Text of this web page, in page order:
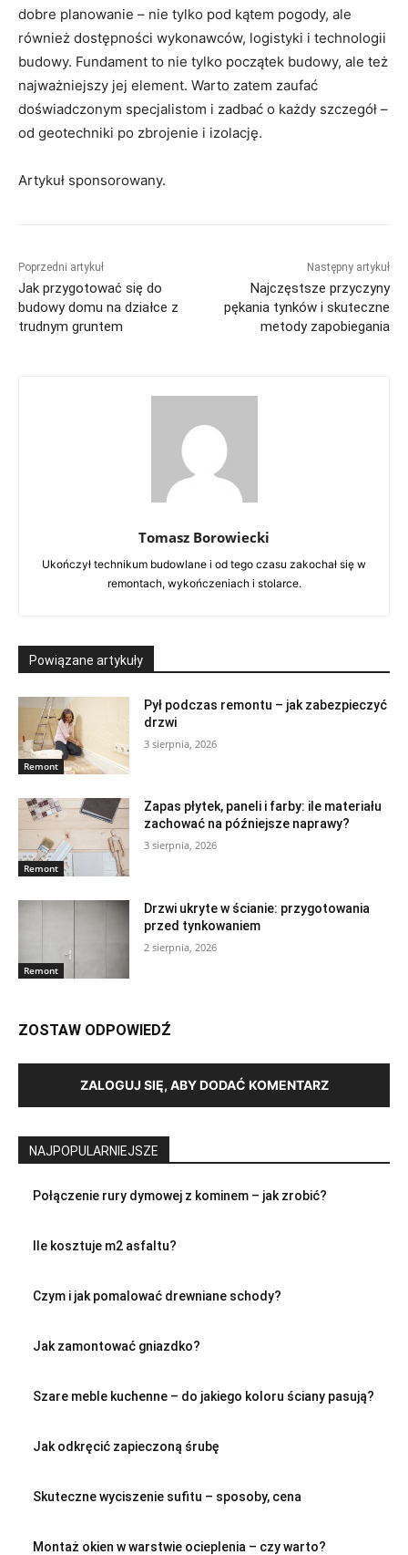
dobre planowanie – nie tylko pod kątem pogody, ale
również dostępności wykonawców, logistyki i technologii
budowy. Fundament to nie tylko początek budowy, ale też
najważniejszy jej element. Warto zatem zaufać
doświadczonym specjalistom i zadbać o każdy szczegół –
od geotechniki po zbrojenie i izolację.
Artykuł sponsorowany.
Poprzedni artykuł
Jak przygotować się do
budowy domu na działce z
trudnym gruntem
Następny artykuł
Najczęstsze przyczyny
pękania tynków i skuteczne
metody zapobiegania
Tomasz Borowiecki
Ukończył technikum budowlane i od tego czasu zakochał się w
remontach, wykończeniach i stolarce.
Powiązane artykuły
Remont
Pył podczas remontu – jak zabezpieczyć
drzwi
3 sierpnia, 2026
Remont
Zapas płytek, paneli i farby: ile materiału
zachować na późniejsze naprawy?
3 sierpnia, 2026
Remont
Drzwi ukryte w ścianie: przygotowania
przed tynkowaniem
2 sierpnia, 2026
ZOSTAW ODPOWIEDŹ
ZALOGUJ SIĘ, ABY DODAĆ KOMENTARZ
NAJPOPULARNIEJSZE
Połączenie rury dymowej z kominem – jak zrobić?
Ile kosztuje m2 asfaltu?
Czym i jak pomalować drewniane schody?
Jak zamontować gniazdko?
Szare meble kuchenne – do jakiego koloru ściany pasują?
Jak odkręcić zapieczoną śrubę
Skuteczne wyciszenie sufitu – sposoby, cena
Montaż okien w warstwie ocieplenia – czy warto?